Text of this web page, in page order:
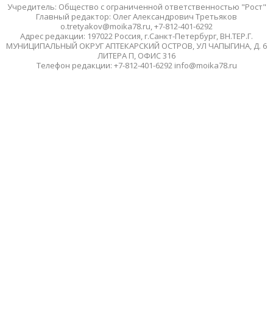
Учредитель: Общество с ограниченной ответственностью "Рост"
Главный редактор: Олег Александрович Третьяков
o.tretyakov@moika78.ru, +7-812-401-6292
Адрес редакции: 197022 Россия, г.Санкт-Петербург, ВН.ТЕР.Г.
МУНИЦИПАЛЬНЫЙ ОКРУГ АПТЕКАРСКИЙ ОСТРОВ, УЛ ЧАПЫГИНА, Д. 6
ЛИТЕРА П, ОФИС 316
Телефон редакции: +7-812-401-6292 info@moika78.ru